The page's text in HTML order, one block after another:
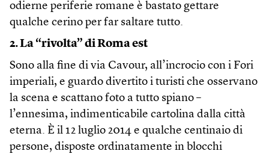
odierne periferie romane è bastato gettare
qualche cerino per far saltare tutto.
2. La “rivolta” di Roma est
Sono alla fine di via Cavour, all’incrocio con i Fori
imperiali, e guardo divertito i turisti che osservano
la scena e scattano foto a tutto spiano –
l’ennesima, indimenticabile cartolina dalla città
eterna. È il 12 luglio 2014 e qualche centinaio di
persone, disposte ordinatamente in blocchi